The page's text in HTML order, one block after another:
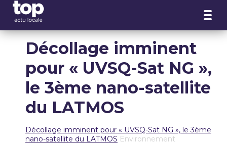
Décollage imminent
pour « UVSQ-Sat NG »,
le 3ème nano-satellite
du LATMOS
Décollage imminent pour « UVSQ-Sat NG », le 3ème
nano-satellite du LATMOS Environnement
Panneau de gestion des cookies